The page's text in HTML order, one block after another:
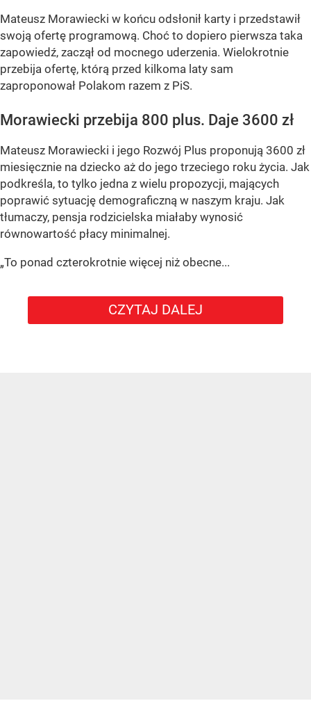
Mateusz Morawiecki w końcu odsłonił karty i przedstawił
swoją ofertę programową. Choć to dopiero pierwsza taka
zapowiedź, zaczął od mocnego uderzenia. Wielokrotnie
przebija ofertę, którą przed kilkoma laty sam
zaproponował Polakom razem z PiS.
Morawiecki przebija 800 plus. Daje 3600 zł
Mateusz Morawiecki i jego Rozwój Plus proponują 3600 zł
miesięcznie na dziecko aż do jego trzeciego roku życia. Jak
podkreśla, to tylko jedna z wielu propozycji, mających
poprawić sytuację demograficzną w naszym kraju. Jak
tłumaczy, pensja rodzicielska miałaby wynosić
równowartość płacy minimalnej.
„To ponad czterokrotnie więcej niż obecne...
CZYTAJ DALEJ